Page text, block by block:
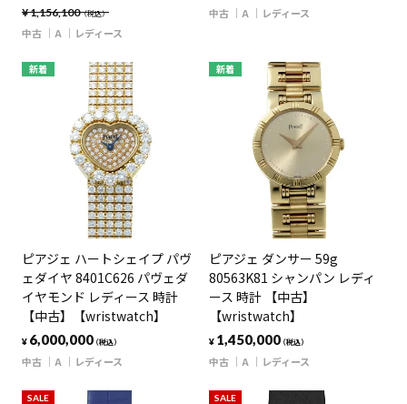
¥1,156,100（税込）
中古 A レディース
中古 A レディース
新着
ピアジェ ハートシェイプ パヴ
ェダイヤ 8401C626 パヴェダ
イヤモンド レディース 時計
【中古】【wristwatch】
¥ 6,000,000（税込）
中古 A レディース
新着
ピアジェ ダンサー 59g
80563K81 シャンパン レディ
ース 時計 【中古】
【wristwatch】
¥ 1,450,000（税込）
中古 A レディース
SALE SALE